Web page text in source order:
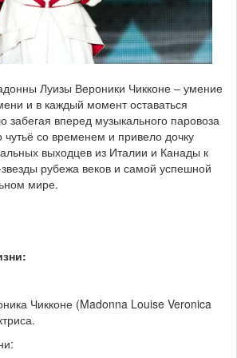
Луизы Вероники Чикконе – умение
и в каждый момент оставаться
забегая вперед музыкального паровоза
со временем и привело дочку
выходцев из Италии и Канады к
рубежа веков и самой успешной
мире.
Чикконе (Madonna Louise Veronica